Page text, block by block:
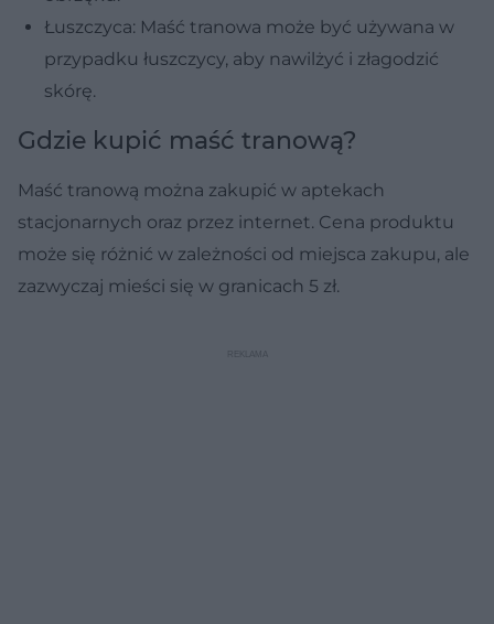
Łuszczyca: Maść tranowa może być używana w
przypadku łuszczycy, aby nawilżyć i złagodzić
skórę.
Gdzie kupić maść tranową?
Maść tranową można zakupić w aptekach
stacjonarnych oraz przez internet. Cena produktu
może się różnić w zależności od miejsca zakupu, ale
zazwyczaj mieści się w granicach 5 zł.